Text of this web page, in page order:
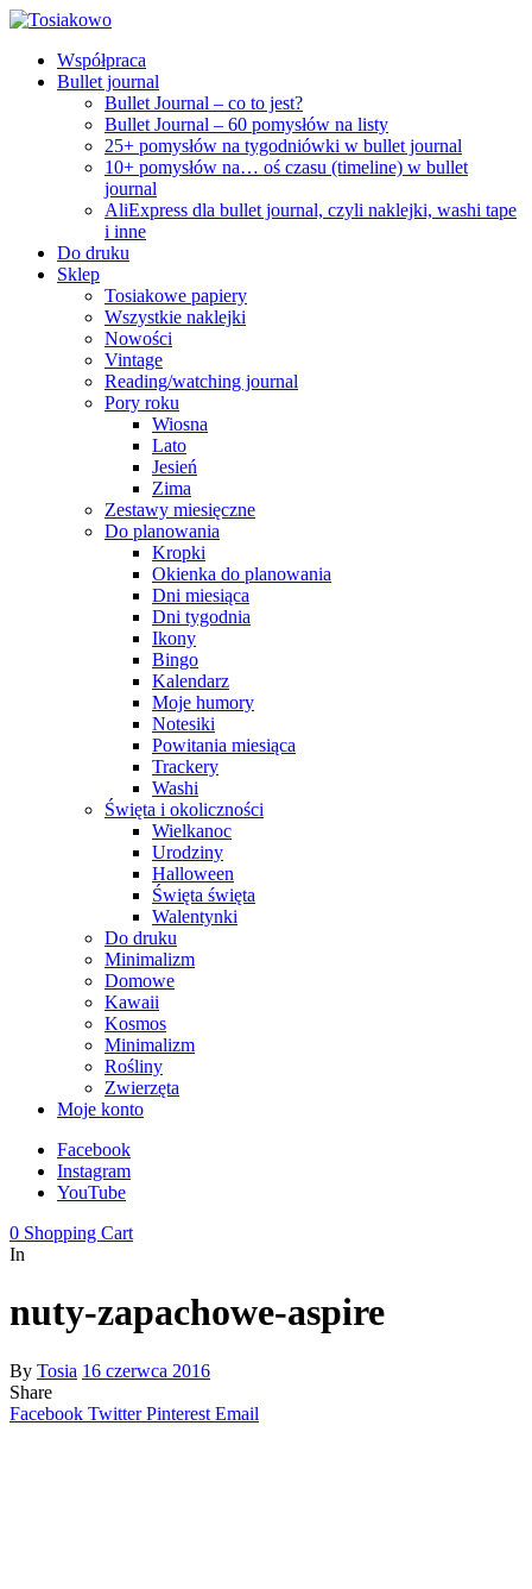
Współpraca
Bullet journal
Bullet Journal – co to jest?
Bullet Journal – 60 pomysłów na listy
25+ pomysłów na tygodniówki w bullet journal
10+ pomysłów na… oś czasu (timeline) w bullet
journal
AliExpress dla bullet journal, czyli naklejki, washi tape
i inne
Do druku
Sklep
Tosiakowe papiery
Wszystkie naklejki
Nowości
Vintage
Reading/watching journal
Pory roku
Wiosna
Lato
Jesień
Zima
Zestawy miesięczne
Do planowania
Kropki
Okienka do planowania
Dni miesiąca
Dni tygodnia
Ikony
Bingo
Kalendarz
Moje humory
Notesiki
Powitania miesiąca
Trackery
Washi
Święta i okoliczności
Wielkanoc
Urodziny
Halloween
Święta święta
Walentynki
Do druku
Minimalizm
Domowe
Kawaii
Kosmos
Minimalizm
Rośliny
Zwierzęta
Moje konto
Facebook
Instagram
YouTube
0 Shopping Cart
In
nuty-zapachowe-aspire
By Tosia 16 czerwca 2016
Share
Facebook Twitter Pinterest Email